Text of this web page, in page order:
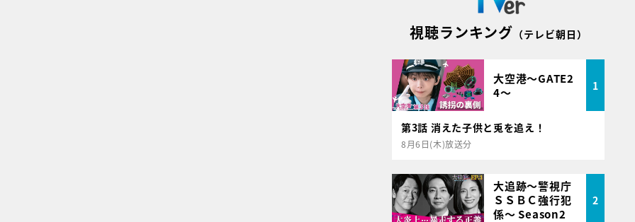
視聴ランキング （テレビ朝日）
大空港～GATE2
4～
1
第3話 消えた子供と兎を追え！
8月6日(木)放送分
大追跡～警視庁
ＳＳＢＣ強行犯
係～ Season2
2